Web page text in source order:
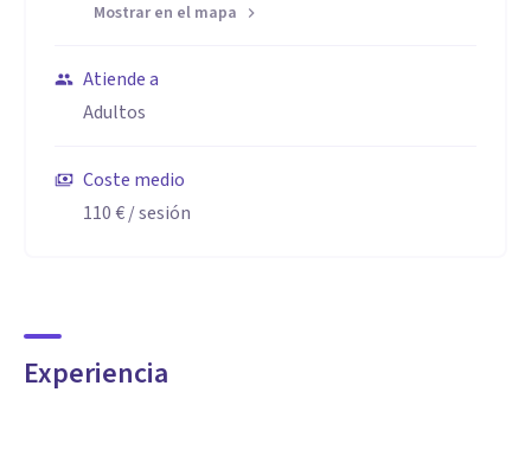
Mostrar en el mapa
Atiende a
Adultos
Coste medio
110 €/ sesión
Experiencia